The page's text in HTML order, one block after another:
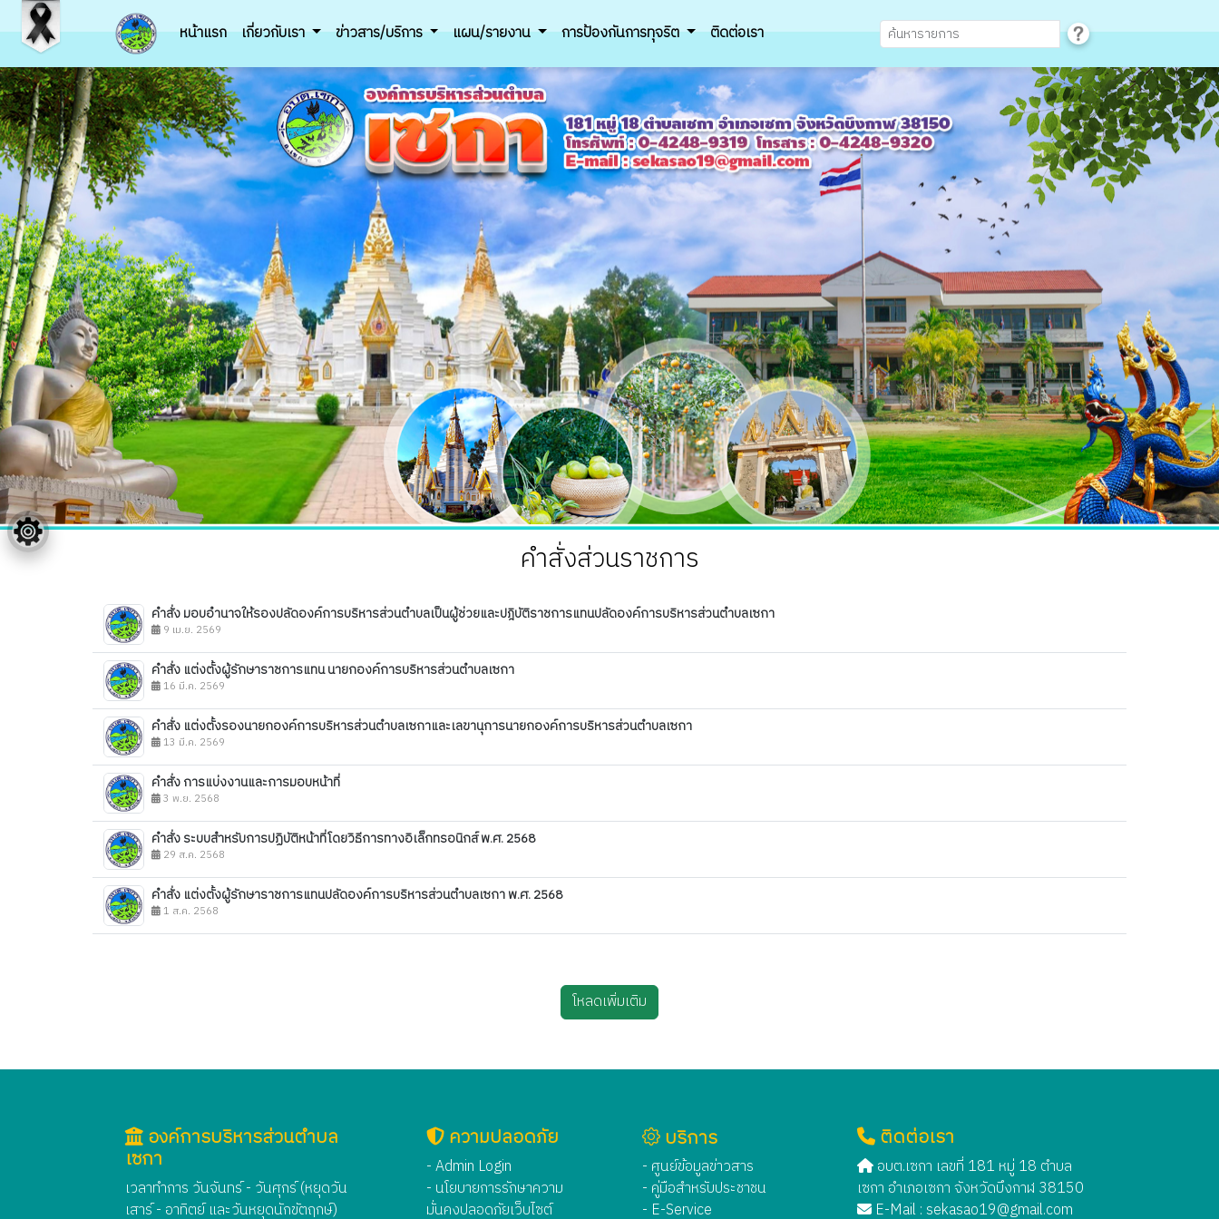
หน้าแรก เกี่ยวกับเรา ข่าวสาร/บริการ แผน/รายงาน การป้องกันการทุจริต ติดต่อเรา
คำสั่งส่วนราชการ
คำสั่ง มอบอำนาจให้รองปลัดองค์การบริหารส่วนตำบลเป็นผู้ช่วยและปฎิบัติราชการแทนปลัดองค์การบริหารส่วนตำบลเซกา
9 เม.ย. 2569
คำสั่ง แต่งตั้งผู้รักษาราชการแทน นายกองค์การบริหารส่วนตำบลเซกา
16 มี.ค. 2569
คำสั่ง แต่งตั้งรองนายกองค์การบริหารส่วนตำบลเซกาและเลขานุการนายกองค์การบริหารส่วนตำบลเซกา
13 มี.ค. 2569
คำสั่ง การแบ่งงานและการมอบหน้าที่
3 พ.ย. 2568
คำสั่ง ระบบสำหรับการปฏิบัติหน้าที่โดยวิธีการทางอิเล็กทรอนิกส์ พ.ศ. 2568
29 ส.ค. 2568
คำสั่ง แต่งตั้งผู้รักษาราชการแทนปลัดองค์การบริหารส่วนตำบลเซกา พ.ศ. 2568
1 ส.ค. 2568
โหลดเพิ่มเติม
องค์การบริหารส่วนตำบล
เซกา
เวลาทำการ วันจันทร์ - วันศุกร์ (หยุดวัน
เสาร์ - อาทิตย์ และวันหยุดนักขัตฤกษ์)
ความปลอดภัย
- Admin Login
- นโยบายการรักษาความ
มั่นคงปลอดภัยเว็บไซต์
บริการ
- ศูนย์ข้อมูลข่าวสาร
- คู่มือสำหรับประชาชน
- E-Service
ติดต่อเรา
อบต.เซกา เลขที่ 181 หมู่ 18 ตำบล
เซกา อำเภอเซกา จังหวัดบึงกาฬ 38150
E-Mail : sekasao19@gmail.com